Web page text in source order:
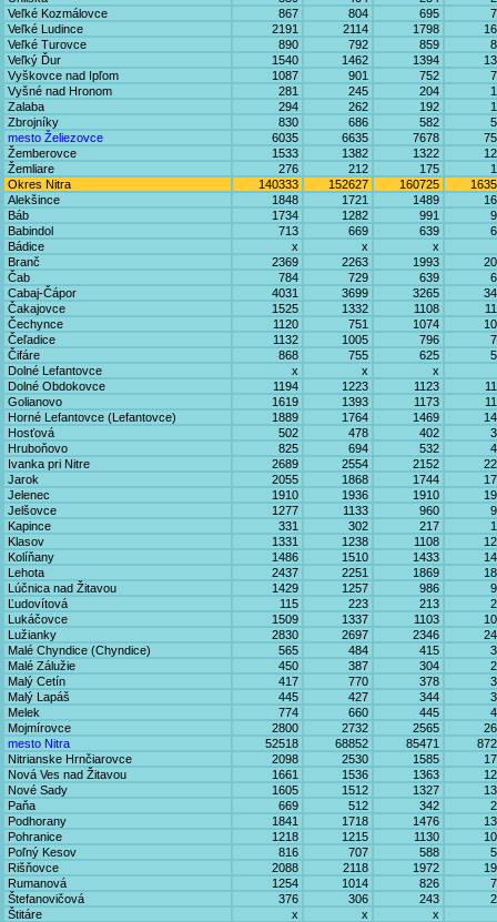
Veľké Kozmálovce
867 804 695
Veľké Ludince
2191 2114 1798
Veľké Turovce
890 792 859
Veľký Ďur
1540 1462 1394
Vyškovce nad Ipľom
1087 901 752
Vyšné nad Hronom
281 245 204
Zalaba
294 262 192
Zbrojníky
830 686 582
mesto Želiezovce
6035 6635 7678
Žemberovce
1533 1382 1322
Žemliare
276 212 175
Okres Nitra
140333 152627 160725
Alekšince
1848 1721 1489
Báb
1734 1282 991
Babindol
713 669 639
Bádice
x x
x
Branč
2369 2263 1993
Čab
784 729 639
Cabaj-Čápor
4031 3699 3265
Čakajovce
1525 1332 1108
Čechynce
1120 751 1074
Čeľadice
1132 1005 796
Čifáre
868 755 625
Dolné Lefantovce
x x
x
Dolné Obdokovce
1194 1223 1123
Golianovo
1619 1393 1173
Horné Lefantovce (Lefantovce)
1889 1764 1469
Hosťová
502 478 402
Hruboňovo
825 694 532
Ivanka pri Nitre
2689 2554 2152
Jarok
2055 1868 1744
Jelenec
1910 1936 1910
Jelšovce
1277 1133 960
Kapince
331 302 217
Klasov
1331 1238 1108
Kolíňany
1486 1510 1433
Lehota
2437 2251 1869
Lúčnica nad Žitavou
1429 1257 986
Ľudovítová
115 223 213
Lukáčovce
1509 1337 1103
Lužianky
2830 2697 2346
Malé Chyndice (Chyndice)
565 484 415
Malé Zálužie
450 387 304
Malý Cetín
417 770 378
Malý Lapáš
445 427 344
Melek
774 660 445
Mojmírovce
2800 2732 2565
mesto Nitra
52518 68852 85471
Nitrianske Hrnčiarovce
2098 2530 1585
Nová Ves nad Žitavou
1661 1536 1363
Nové Sady
1605 1512 1327
Paňa
669 512 342
Podhorany
1841 1718 1476
Pohranice
1218 1215 1130
Poľný Kesov
816 707 588
Rišňovce
2088 2118 1972
Rumanová
1254 1014 826
Štefanovičová
376 306 243
Štitáre
x x
x